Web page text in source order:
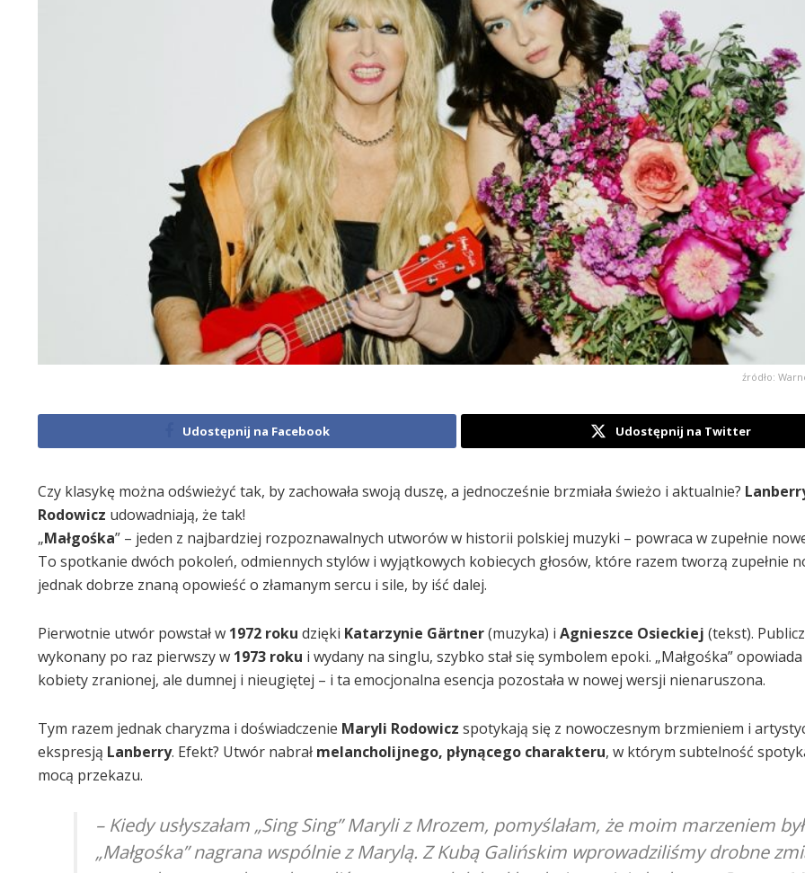
źródło:
Udostępnij na Facebook Udostępnij na Twitter
Czy klasykę można odświeżyć tak, by zachowała swoją duszę, a jednocześnie brzmiała świeżo i aktualnie?
Rodowicz udowadniają, że tak!
„Małgośka” – jeden z najbardziej rozpoznawalnych utworów w historii polskiej muzyki – powraca w zupełnie
To spotkanie dwóch pokoleń, odmiennych stylów i wyjątkowych kobiecych głosów, które razem tworzą zupełnie
jednak dobrze znaną opowieść o złamanym sercu i sile, by iść dalej.
Pierwotnie utwór powstał w 1972 roku dzięki Katarzynie Gärtner(muzyka) i Agnieszce Osieckiej (tekst).
wykonany po raz pierwszy w 1973 roku i wydany na singlu, szybko stał się symbolem epoki. „Małgośka”
kobiety zranionej, ale dumnej i nieugiętej – i ta emocjonalna esencja pozostała w nowej wersji nienaruszona.
Tym razem jednak charyzma i doświadczenie Maryli Rodowicz spotykają się z nowoczesnym brzmieniem i
ekspresją Lanberry. Efekt? Utwór nabrał melancholijnego, płynącego charakteru, w którym subtelność
mocą przekazu.
– Kiedy usłyszałam „Sing Sing” Maryli z Mrozem, pomyślałam, że moim marzeniem
„Małgośka” nagrana wspólnie z Marylą. Z Kubą Galińskim wprowadziliśmy drobne